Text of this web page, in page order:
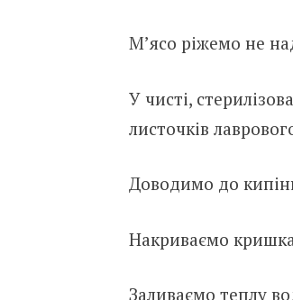
М’ясо ріжемо не
У чисті,
листочків
Доводимо до
Накриваємо
Заливаємо теплу